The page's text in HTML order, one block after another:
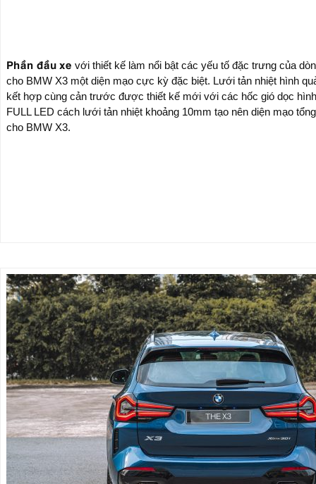
Phần đầu xe với thiết kế làm nổi bật các yếu tố đặc trưng của
cho BMW X3 một diện mạo cực kỳ đặc biệt. Lưới tản nhiệt hình
kết hợp cùng cản trước được thiết kế mới với các hốc gió dọc
FULL LED cách lưới tản nhiệt khoảng 10mm tạo nên diện mạo
cho BMW X3.